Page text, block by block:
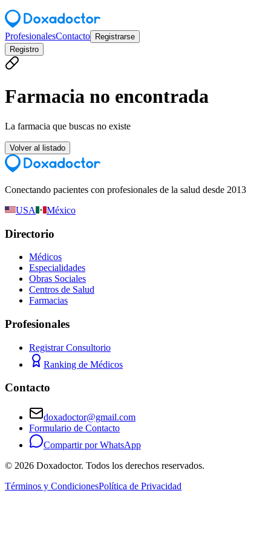
ProfesionalesContacto
Registrarse
Registro
Farmacia no encontrada
La farmacia que buscas no existe
Volver al listado
Conectando pacientes con profesionales de la salud desde 2013
USA
México
Directorio
Médicos
Especialidades
Obras Sociales
Centros de Salud
Farmacias
Profesionales
Registrar Consultorio
Ranking de Médicos
Contacto
doxadoctor@gmail.com
Formulario de Contacto
Compartir por WhatsApp
© 2026 Doxadoctor. Todos los derechos reservados.
Términos y CondicionesPolítica de Privacidad